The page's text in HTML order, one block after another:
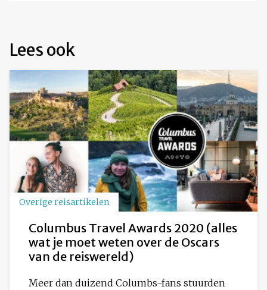
Lees ook
Overige reisartikelen
Columbus Travel Awards 2020 (alles
wat je moet weten over de Oscars
van de reiswereld)
Meer dan duizend Columbs-fans stuurden